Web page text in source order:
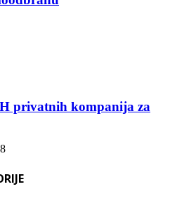
privatnih kompanija za